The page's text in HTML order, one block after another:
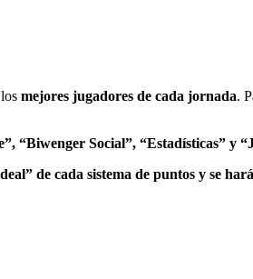
mejores jugadores de cada jornada.
“Biwenger Social”, “Estadísticas” y
de cada sistema de puntos y se